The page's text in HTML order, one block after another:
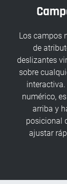
Los campos
de
deslizantes
sobre
numérico,
arriba y
posicional
ajustar